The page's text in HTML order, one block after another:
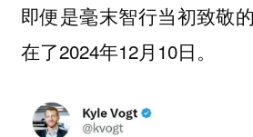
即便是毫末智行当初致敬
在了2024年12月10日。